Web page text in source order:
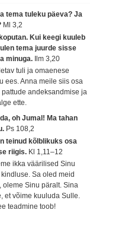
tema tuleku päeva? Ja
Ml 3,2
Kui keegi kuuleb
tema juurde sisse
minuga. Ilm 3,20
tuli ja omaenese
ees. Anna meile siis osa
andeksandmise ja
ette.
oh Jumal! Ma tahan
Ps 108,2
teinud kõlblikuks osa
riigis. Kl 1,11–12
ikka väärilised Sinu
Sa oled meid
oleme Sinu päralt. Sina
et võime kuuluda Sulle.
teadmine toob!